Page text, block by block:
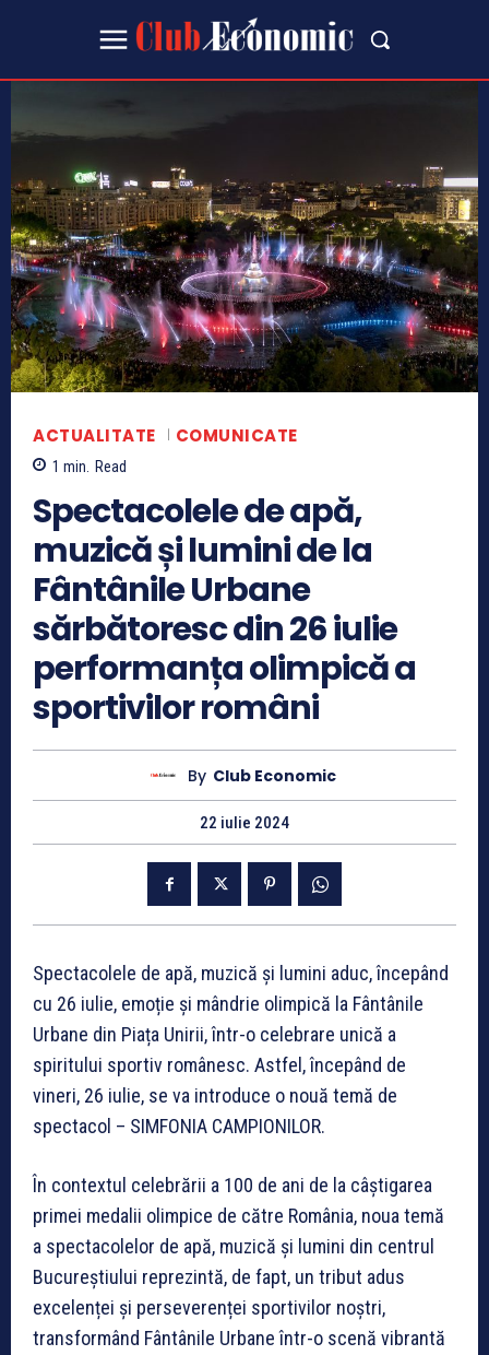
ACTUALITATE COMUNICATE
1 min. Read
Spectacolele de apă,
muzică și lumini de la
Fântânile Urbane
sărbătoresc din 26 iulie
performanța olimpică a
sportivilor români
By Club Economic
22 iulie 2024
Spectacolele de apă, muzică și lumini aduc, începând
cu 26 iulie, emoție și mândrie olimpică la Fântânile
Urbane din Piața Unirii, într-o celebrare unică a
spiritului sportiv românesc. Astfel, începând de
vineri, 26 iulie, se va introduce o nouă temă de
spectacol – SIMFONIA CAMPIONILOR.
În contextul celebrării a 100 de ani de la câștigarea
primei medalii olimpice de către România, noua temă
a spectacolelor de apă, muzică și lumini din centrul
Bucureștiului reprezintă, de fapt, un tribut adus
excelenței și perseverenței sportivilor noștri,
transformând Fântânile Urbane într-o scenă vibrantă